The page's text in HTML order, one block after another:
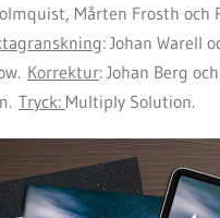
Mårten Frosth och
: Johan Warell
Korrektur: Johan Berg
Tryck: Multiply Solution.